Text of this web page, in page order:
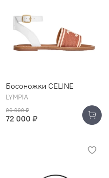
Босоножки CELINE
LYMPIA
90 000 ₽
72 000 ₽